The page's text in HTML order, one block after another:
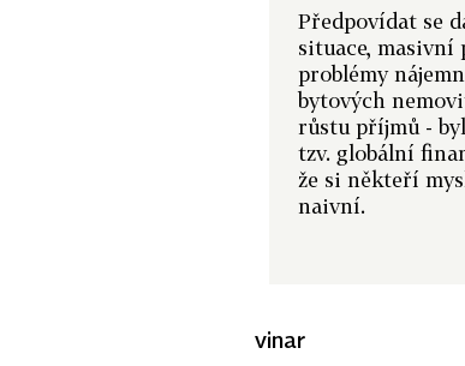
Předpovídat se
situace, masivní
problémy
bytových
růstu příjmů -
tzv. globální
že si někteří
naivní.
vinar